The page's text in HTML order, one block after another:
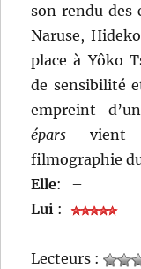
son rendu des
Naruse,
place à Yôko
de sensibilité
empreint
épars vient
filmographie
Elle:
–
Lui :
Lecteurs :